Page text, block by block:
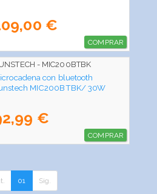
€
COMPRAR
- MIC200BTBK
con bluetooth
MIC200BTBK/ 30W
€
COMPRAR
01 Sig.